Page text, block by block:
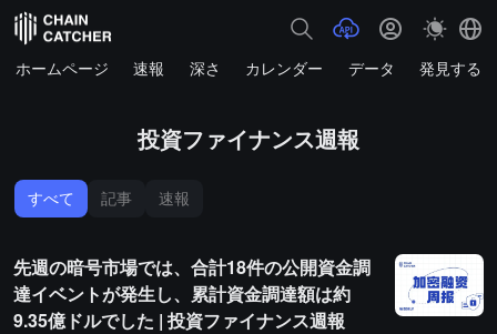
ホームページ 速報 深さ カレンダー データ 発見する
投資ファイナンス週報
すべて 記事 速報
先週の暗号市場では、合計18件の公開資金調
達イベントが発生し、累計資金調達額は約
9.35億ドルでした | 投資ファイナンス週報